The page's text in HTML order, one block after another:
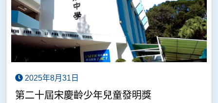
2025年8月31日
第二十屆宋慶齡少年兒童發明獎